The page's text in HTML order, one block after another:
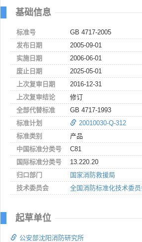
基础信息
标准号
GB 4717-2005
发布日期
2005-09-01
实施日期
2006-06-01
废止日期
2025-05-01
上次复审日期
2016-12-31
上次复审结论
修订
全部代替标准
GB 4717-1993
标准计划
20010030-Q-312
标准类别
产品
中国标准分类号
C81
国际标准分类号
13.220.20
归口部门
国家消防救援局
技术委员会
全国消防标准化技术委
起草单位
公安部沈阳消防研究所